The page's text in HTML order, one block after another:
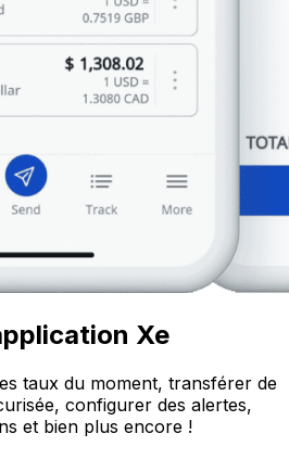
Xe
taux du moment, transférer de
configurer des alertes,
et bien plus encore !